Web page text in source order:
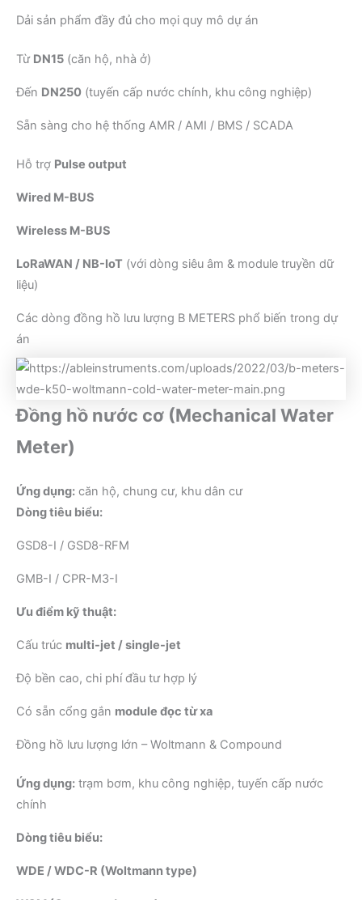
Dải sản phẩm đầy đủ cho mọi quy mô dự án
Từ DN15 (căn hộ, nhà ở)
Đến DN250 (tuyến cấp nước chính, khu công nghiệp)
Sẵn sàng cho hệ thống AMR / AMI / BMS / SCADA
Hỗ trợ Pulse output
Wired M-BUS
Wireless M-BUS
LoRaWAN / NB-IoT (với dòng siêu âm & module truyền dữ
liệu)
Các dòng đồng hồ lưu lượng B METERS phổ biến trong dự
án
Đồng hồ nước cơ (Mechanical Water
Meter)
Ứng dụng: căn hộ, chung cư, khu dân cư
Dòng tiêu biểu:
GSD8-I / GSD8-RFM
GMB-I / CPR-M3-I
Ưu điểm kỹ thuật:
Cấu trúc multi-jet / single-jet
Độ bền cao, chi phí đầu tư hợp lý
Có sẵn cổng gắn module đọc từ xa
Đồng hồ lưu lượng lớn – Woltmann & Compound
Ứng dụng: trạm bơm, khu công nghiệp, tuyến cấp nước
chính
Dòng tiêu biểu:
WDE / WDC-R (Woltmann type)